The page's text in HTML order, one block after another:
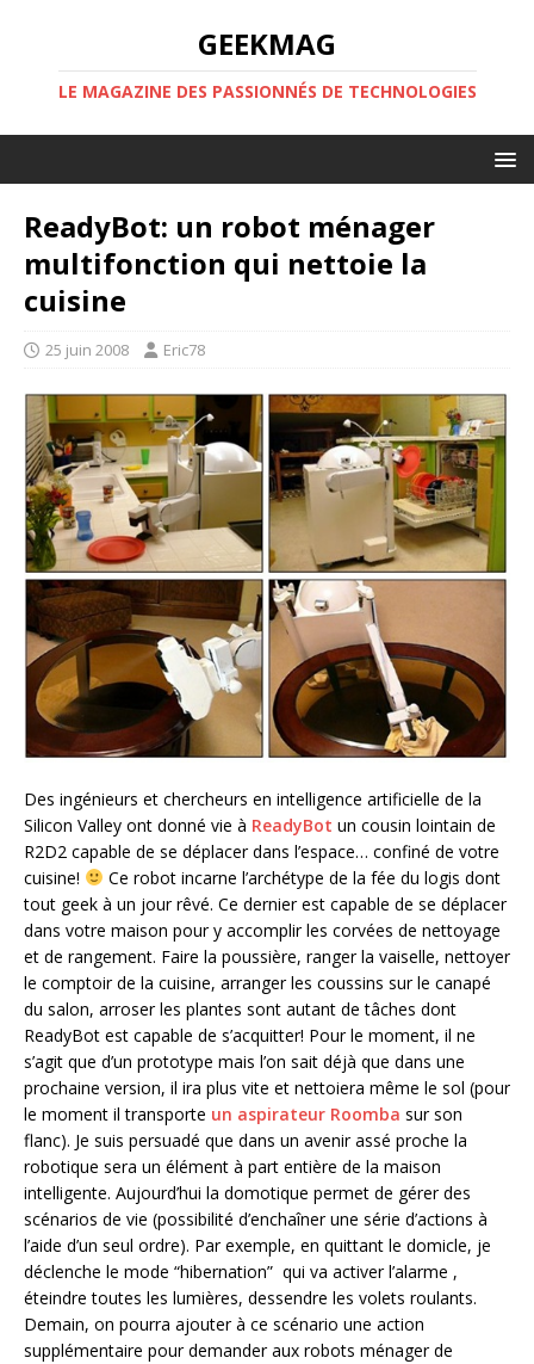
GEEKMAG
LE MAGAZINE DES PASSIONNÉS DE TECHNOLOGIES
ReadyBot: un robot ménager
multifonction qui nettoie la
cuisine
25 juin 2008 Eric78
Des ingénieurs et chercheurs en intelligence artificielle de la
Silicon Valley ont donné vie à ReadyBot un cousin lointain de
R2D2 capable de se déplacer dans l’espace… confiné de votre
cuisine!
Ce robot incarne l’archétype de la fée du logis dont
tout geek à un jour rêvé. Ce dernier est capable de se déplacer
dans votre maison pour y accomplir les corvées de nettoyage
et de rangement. Faire la poussière, ranger la vaiselle, nettoyer
le comptoir de la cuisine, arranger les coussins sur le canapé
du salon, arroser les plantes sont autant de tâches dont
ReadyBot est capable de s’acquitter! Pour le moment, il ne
s’agit que d’un prototype mais l’on sait déjà que dans une
prochaine version, il ira plus vite et nettoiera même le sol (pour
le moment il transporte un aspirateur Roomba sur son
flanc). Je suis persuadé que dans un avenir assé proche la
robotique sera un élément à part entière de la maison
intelligente. Aujourd’hui la domotique permet de gérer des
scénarios de vie (possibilité d’enchaîner une série d’actions à
l’aide d’un seul ordre). Par exemple, en quittant le domicle, je
déclenche le mode “hibernation” qui va activer l’alarme ,
éteindre toutes les lumières, dessendre les volets roulants.
Demain, on pourra ajouter à ce scénario une action
supplémentaire pour demander aux robots ménager de